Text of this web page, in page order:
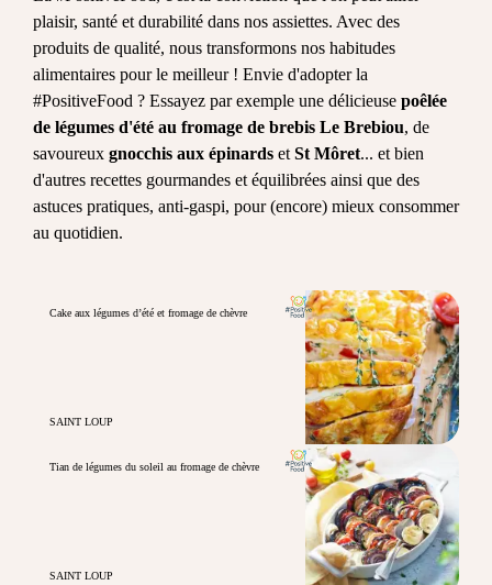
plaisir, santé et durabilité dans nos assiettes. Avec des
produits de qualité, nous transformons nos habitudes
alimentaires pour le meilleur ! Envie d'adopter la
#PositiveFood ? Essayez par exemple une délicieuse poêlée
de légumes d'été au fromage de brebis Le Brebiou, de
savoureux gnocchis aux épinards et St Môret... et bien
d'autres recettes gourmandes et équilibrées ainsi que des
astuces pratiques, anti-gaspi, pour (encore) mieux consommer
au quotidien.
Cake aux légumes d’été et fromage de chèvre
SAINT LOUP
Tian de légumes du soleil au fromage de chèvre
SAINT LOUP